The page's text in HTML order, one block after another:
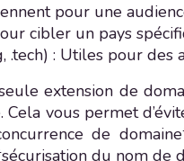
pour une
cibler un pays
.tech) : Utiles pour
extension de
vous permet
de
du nom de